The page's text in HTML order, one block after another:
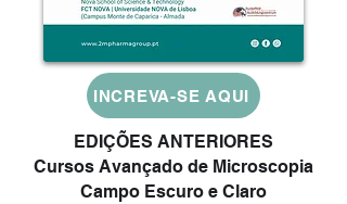
INCREVA-SE AQUI
EDIÇÕES ANTERIORES
Cursos Avançado de Microscopia
Campo Escuro e Claro